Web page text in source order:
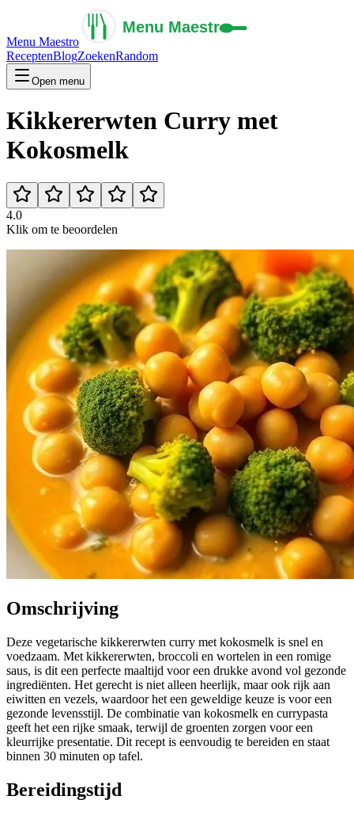
Menu Maestro
ReceptenBlogZoekenRandom
Open menu
Kikkererwten Curry met
Kokosmelk
4.0
Klik om te beoordelen
Omschrijving
Deze vegetarische kikkererwten curry met kokosmelk is snel en
voedzaam. Met kikkererwten, broccoli en wortelen in een romige
saus, is dit een perfecte maaltijd voor een drukke avond vol gezonde
ingrediënten. Het gerecht is niet alleen heerlijk, maar ook rijk aan
eiwitten en vezels, waardoor het een geweldige keuze is voor een
gezonde levensstijl. De combinatie van kokosmelk en currypasta
geeft het een rijke smaak, terwijl de groenten zorgen voor een
kleurrijke presentatie. Dit recept is eenvoudig te bereiden en staat
binnen 30 minuten op tafel.
Bereidingstijd